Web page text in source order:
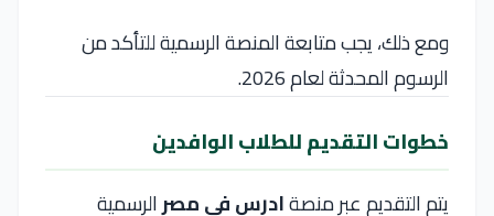
ومع ذلك، يجب متابعة المنصة الرسمية للتأكد من
الرسوم المحدثة لعام 2026.
خطوات التقديم للطلاب الوافدين
يتم التقديم عبر منصةادرس في مصرالرسمية